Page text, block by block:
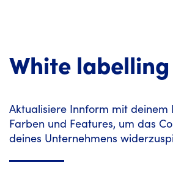
White labelling
Aktualisiere Innform mit deinem
Farben und Features, um das
deines Unternehmens